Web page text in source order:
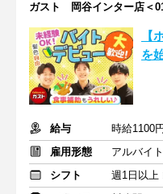
ガスト 岡谷インター店＜
【
を
給与
時給1100
雇用形態
アルバイ
シフト
週1日以上